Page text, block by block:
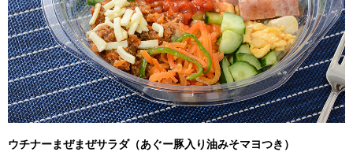
ウチナーまぜまぜサラダ（あぐー豚入り油みそマヨつき）